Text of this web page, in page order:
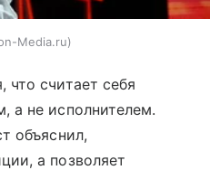
Media.ru
что считает себя
а не исполнителем.
объяснил,
а позволяет